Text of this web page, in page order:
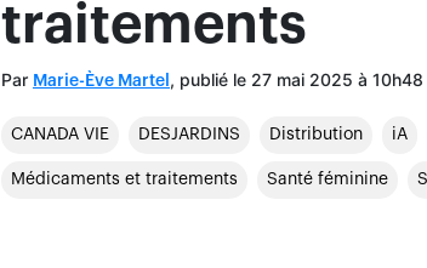
traitements
Par Marie-Ève Martel , publié le 27 mai 2025 à 10h48
CANADA VIE DESJARDINS Distribution iA
Médicaments et traitements Santé féminine